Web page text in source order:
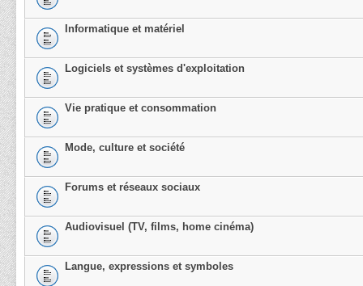
Informatique et matériel
Logiciels et systèmes d'exploitation
Vie pratique et consommation
Mode, culture et société
Forums et réseaux sociaux
Audiovisuel (TV, films, home cinéma)
Langue, expressions et symboles